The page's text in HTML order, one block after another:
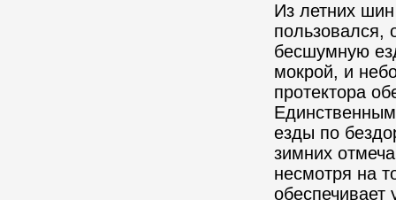
Из летних
пользовался,
бесшумную
мокрой, и
протектора
езды по
зимних
несмотря на